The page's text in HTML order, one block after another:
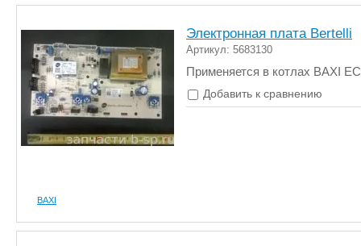
BAXI
Электронная плата Bertelli
Артикул: 5683130
Применяется в котлах BAXI
Добавить к сравнению